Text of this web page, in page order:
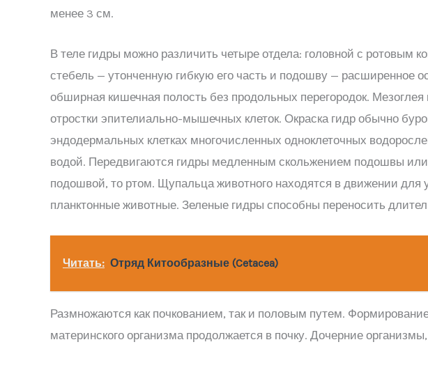
менее 3 см.
В теле гидры можно различить четыре отдела: головной с
стебель — утонченную гибкую его часть и подошву — расширенное
обширная кишечная полость без продольных перегородок.
отростки эпителиально-мышечных клеток. Окраска гидр обычно
эндодермальных клетках многочисленных одноклеточных
водой. Передвигаются гидры медленным скольжением подошвы или
подошвой, то ртом. Щупальца животного находятся в движении
планктонные животные. Зеленые гидры способны переносить
Читать: Отряд Китообразные (Cetacea)
Размножаются как почкованием, так и половым путем.
материнского организма продолжается в почку. Дочерние